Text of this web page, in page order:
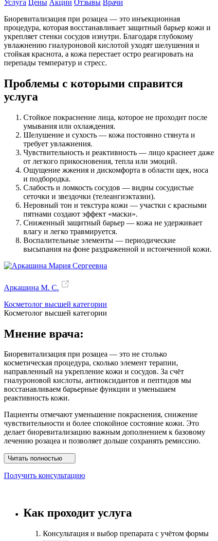
Услуга Цены Акции Отзывы Врачи
Биоревитализация при розацеа — это инъекционная
процедура, которая восстанавливает защитный барьер кожи и
укрепляет стенки сосудов изнутри. Благодаря глубокому
увлажнению гиалуроновой кислотой уходят шелушения и
стойкая краснота, а кожа перестает остро реагировать на
перепады температур и стресс.
Проблемы с которыми справится
услуга
Стойкое покраснение лица, которое не проходит после
умывания или охлаждения.
Шелушение и сухость — кожа постоянно стянута и
требует увлажнения.
Чувствительность и реактивность — лицо краснеет даже
от легкого прикосновения, тепла или эмоций.
Ощущение жжения и дискомфорта в области щек, носа
и подбородка.
Слабость и ломкость сосудов — видны сосудистые
сеточки и звездочки (телеангиэктазии).
Неровный тон и текстура кожи — участки с красными
пятнами создают эффект «маски».
Сниженный защитный барьер — кожа не удерживает
влагу и легко травмируется.
Воспалительные элементы — периодические
высыпания на фоне раздраженной и истонченной кожи.
Аркашина М. С.
Косметолог высшей категории
Косметолог высшей категории
Мнение врача:
Биоревитализация при розацеа — это не столько
косметическая процедура, сколько элемент терапии,
направленный на укрепление кожи и сосудов. За счёт
гиалуроновой кислоты, антиоксидантов и пептидов мы
восстанавливаем барьерные функции и уменьшаем
реактивность кожи.
Пациенты отмечают уменьшение покраснения, снижение
чувствительности и более спокойное состояние кожи. Это
делает биоревитализацию важным дополнением к базовому
лечению розацеа и позволяет дольше сохранять ремиссию.
Читать полностью
Получить консультацию
Как проходит услуга
Консультация и выбор препарата с учётом формы